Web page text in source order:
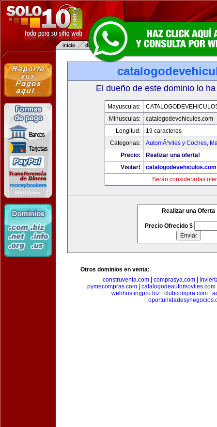
El dueño de este dominio lo
Mayusculas:
Minusculas:
catalogodevehiculos.com
Longitud:
19 caracteres
Categorias:
AutomÃ³viles y Coches,
Precio:
Realizar una oferta!
Visitar!
catalogodevehiculos.com
Serán consideradas
Realizar una Oferta
Precio Ofrecido $
Otros dominios en venta:
construventa.com| comprasya.com|
pymecompras.com| catalogodeautomoviles.com
webhostingpro.biz| clubcompra.com|